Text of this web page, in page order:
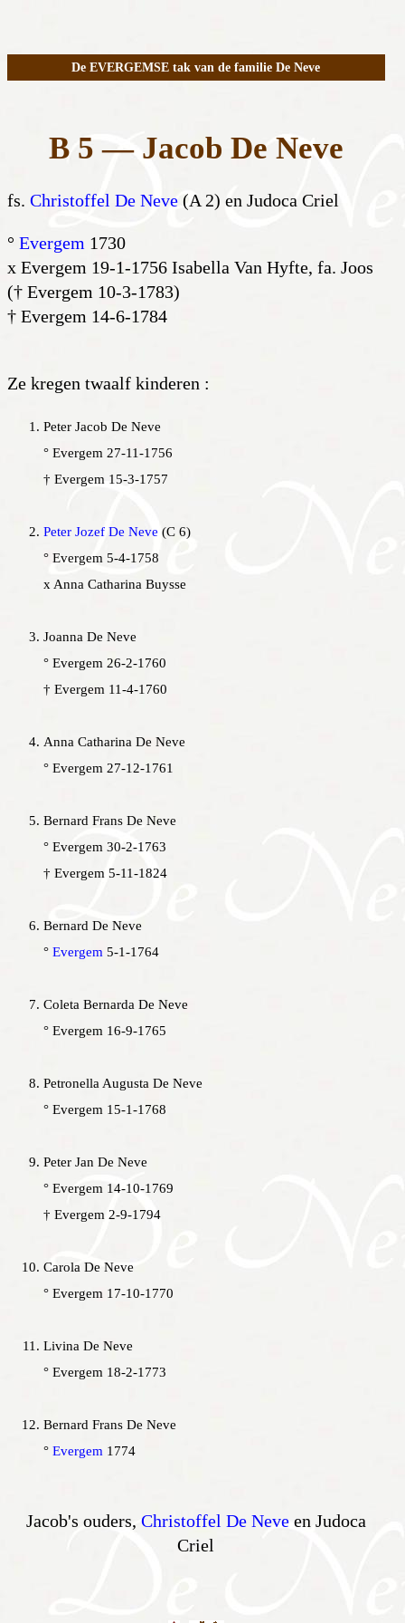
De EVERGEMSE tak van de familie De Neve
B 5 — Jacob De Neve
fs. Christoffel De Neve (A 2) en Judoca Criel
° Evergem 1730
x Evergem 19-1-1756 Isabella Van Hyfte, fa. Joos
(† Evergem 10-3-1783)
† Evergem 14-6-1784
Ze kregen twaalf kinderen :
Peter Jacob De Neve
° Evergem 27-11-1756
† Evergem 15-3-1757
Peter Jozef De Neve (C 6)
° Evergem 5-4-1758
x Anna Catharina Buysse
Joanna De Neve
° Evergem 26-2-1760
† Evergem 11-4-1760
Anna Catharina De Neve
° Evergem 27-12-1761
Bernard Frans De Neve
° Evergem 30-2-1763
† Evergem 5-11-1824
Bernard De Neve
° Evergem 5-1-1764
Coleta Bernarda De Neve
° Evergem 16-9-1765
Petronella Augusta De Neve
° Evergem 15-1-1768
Peter Jan De Neve
° Evergem 14-10-1769
† Evergem 2-9-1794
Carola De Neve
° Evergem 17-10-1770
Livina De Neve
° Evergem 18-2-1773
Bernard Frans De Neve
° Evergem 1774
Jacob's ouders, Christoffel De Neveen Judoca
Criel